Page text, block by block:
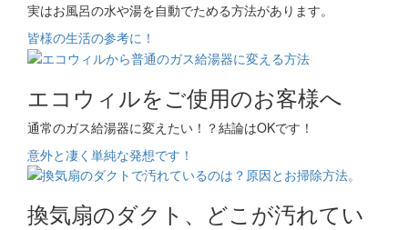
実はお風呂の水や湯を自動でためる方法があります。
皆様の生活の参考に！
エコウィルをご使用のお客様へ
通常のガス給湯器に変えたい！？結論はOKです！
意外と凄く単純な発想です！
換気扇のダクト、どこが汚れてい